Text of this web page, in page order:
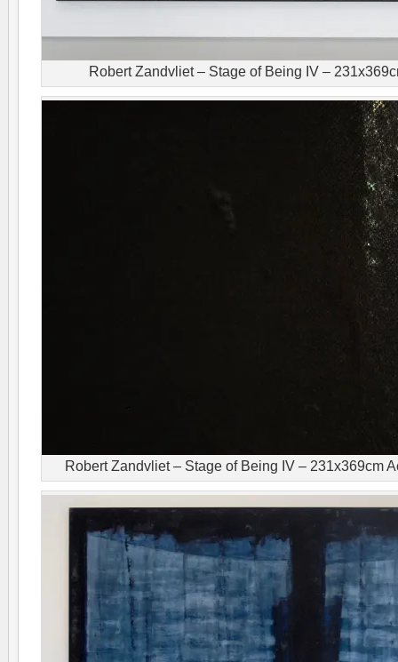
Robert Zandvliet – Stage of Being IV –
Robert Zandvliet – Stage of Being IV – 231x369cm